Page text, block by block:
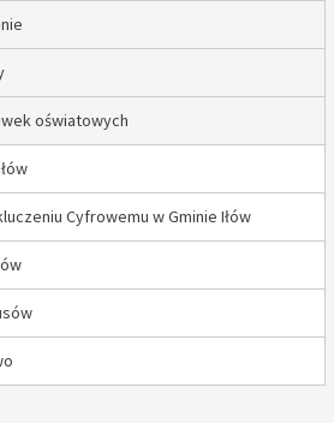
oświatowych
Cyfrowemu w Gminie Iłów